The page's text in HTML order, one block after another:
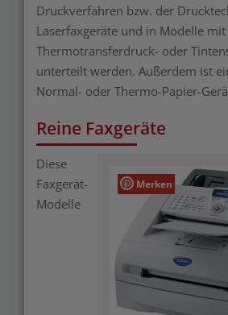
Druckverfahren bzw. der
Laserfaxgeräte und in Modelle mit
Thermotransferdruck- oder
unterteilt werden. Außerdem ist
Normal- oder Thermo-Papier-
Reine Faxgeräte
Merken
Diese
Faxgerät-
Modelle